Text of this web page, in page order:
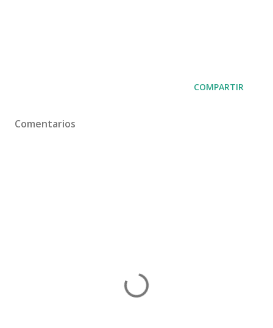
COMPARTIR
Comentarios